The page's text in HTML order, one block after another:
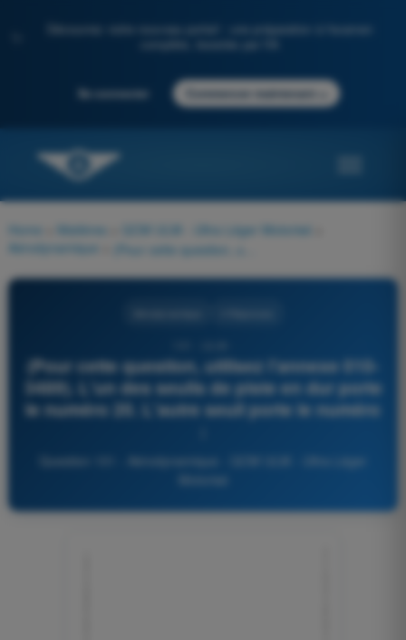
Découvrez notre nouveau portail : une préparation à l'examen
Se connecter Commencer maintenant
Home Matières QCM ULM - Ultra Léger Motorisé
Aérodynamique
(Pour cette question, utilisez l'annexe 010-
3489). L'un des seuils de piste en dur porte
le numéro 20. L'autre seuil porte le numéro